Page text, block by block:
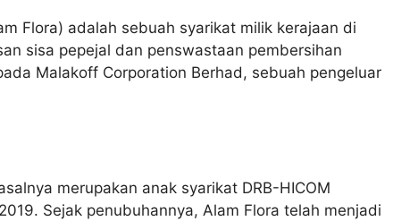
Flora) adalah sebuah syarikat milik kerajaan di
sisa pepejal dan penswastaan pembersihan
Malakoff Corporation Berhad, sebuah pengeluar
merupakan anak syarikat DRB-HICOM
Sejak penubuhannya, Alam Flora telah menjadi